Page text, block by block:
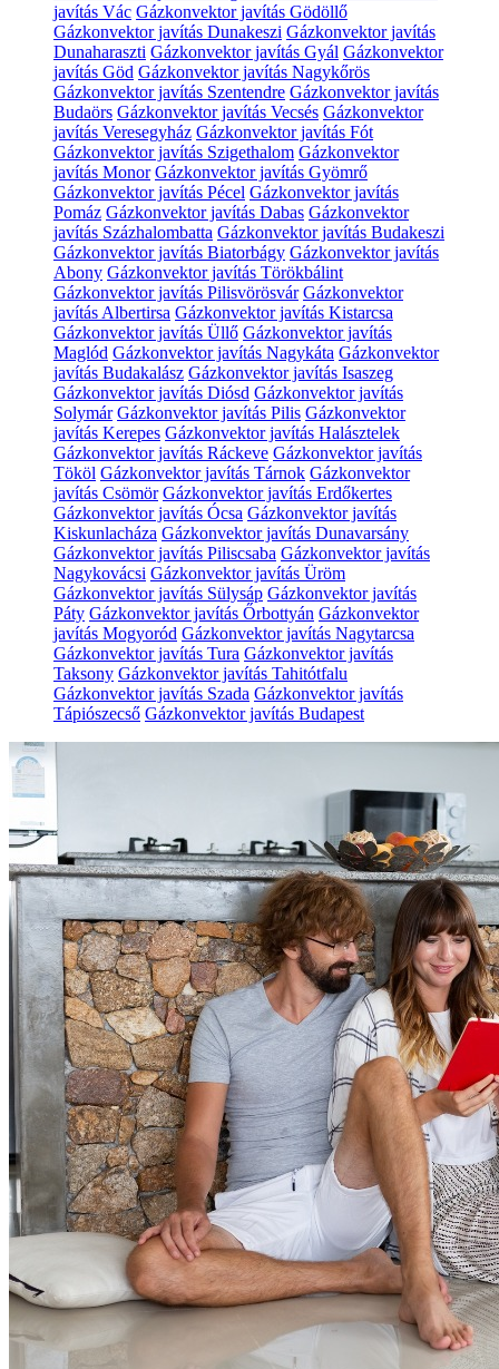
javítás Vác Gázkonvektor javítás Gödöllő
Gázkonvektor javítás Dunakeszi Gázkonvektor javítás
Dunaharaszti Gázkonvektor javítás Gyál Gázkonvektor
javítás Göd Gázkonvektor javítás Nagykőrös
Gázkonvektor javítás Szentendre Gázkonvektor javítás
Budaörs Gázkonvektor javítás Vecsés Gázkonvektor
javítás Veresegyház Gázkonvektor javítás Fót
Gázkonvektor javítás Szigethalom Gázkonvektor
javítás Monor Gázkonvektor javítás Gyömrő
Gázkonvektor javítás Pécel Gázkonvektor javítás
Pomáz Gázkonvektor javítás Dabas Gázkonvektor
javítás Százhalombatta Gázkonvektor javítás Budakeszi
Gázkonvektor javítás Biatorbágy Gázkonvektor javítás
Abony Gázkonvektor javítás Törökbálint
Gázkonvektor javítás Pilisvörösvár Gázkonvektor
javítás Albertirsa Gázkonvektor javítás Kistarcsa
Gázkonvektor javítás Üllő Gázkonvektor javítás
Maglód Gázkonvektor javítás Nagykáta Gázkonvektor
javítás Budakalász Gázkonvektor javítás Isaszeg
Gázkonvektor javítás Diósd Gázkonvektor javítás
Solymár Gázkonvektor javítás Pilis Gázkonvektor
javítás Kerepes Gázkonvektor javítás Halásztelek
Gázkonvektor javítás Ráckeve Gázkonvektor javítás
Tököl Gázkonvektor javítás Tárnok Gázkonvektor
javítás Csömör Gázkonvektor javítás Erdőkertes
Gázkonvektor javítás Ócsa Gázkonvektor javítás
Kiskunlacháza Gázkonvektor javítás Dunavarsány
Gázkonvektor javítás Piliscsaba Gázkonvektor javítás
Nagykovácsi Gázkonvektor javítás Üröm
Gázkonvektor javítás Sülysáp Gázkonvektor javítás
Páty Gázkonvektor javítás Őrbottyán Gázkonvektor
javítás Mogyoród Gázkonvektor javítás Nagytarcsa
Gázkonvektor javítás Tura Gázkonvektor javítás
Taksony Gázkonvektor javítás Tahitótfalu
Gázkonvektor javítás Szada Gázkonvektor javítás
Tápiószecső Gázkonvektor javítás Budapest